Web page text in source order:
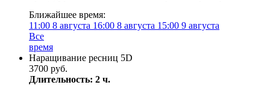
Ближайшее время:
11:00 8 августа 16:00 8 августа 15:00 9 августа
Все
время
Наращивание ресниц 5D
3700 руб.
Длительность: 2 ч.